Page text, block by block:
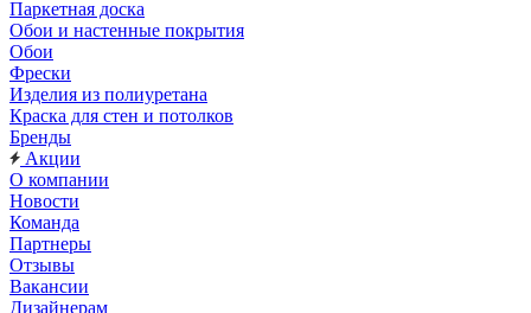
Паркетная доска
Обои и настенные покрытия
Обои
Фрески
Изделия из полиуретана
Краска для стен и потолков
Бренды
Акции
О компании
Новости
Команда
Партнеры
Отзывы
Вакансии
Дизайнерам